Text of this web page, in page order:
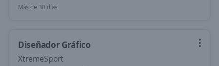
Más de 30 días
Diseñador Gráfico
XtremeSport